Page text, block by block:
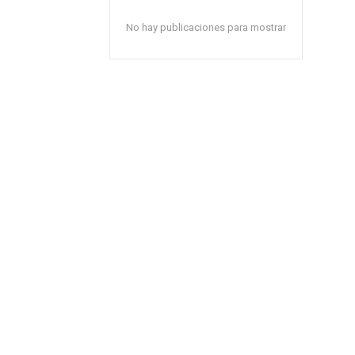
No hay publicaciones para mostrar